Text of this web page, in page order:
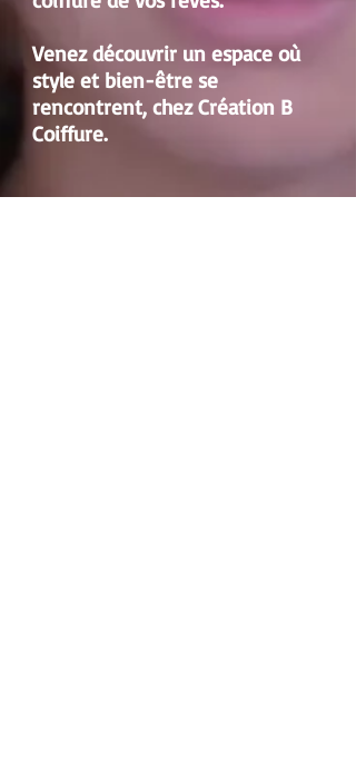
Venez découvrir un espace où
style et bien-être se
rencontrent, chez Création B
Coiffure.